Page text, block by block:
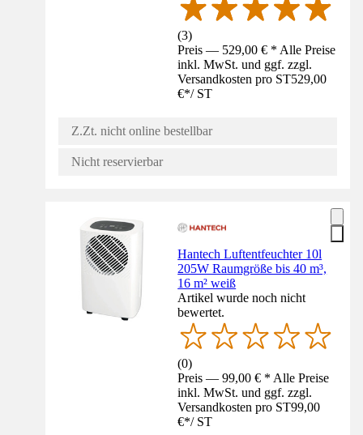
(3)
Preis — 529,00 € * Alle Preise
inkl. MwSt. und ggf. zzgl.
Versandkosten pro ST529,00
€*/ ST
Z.Zt. nicht online bestellbar
Nicht reservierbar
Hantech Luftentfeuchter 10l
205W Raumgröße bis 40 m³,
16 m² weiß
Artikel wurde noch nicht
bewertet.
(0)
Preis — 99,00 € * Alle Preise
inkl. MwSt. und ggf. zzgl.
Versandkosten pro ST99,00
€*/ ST